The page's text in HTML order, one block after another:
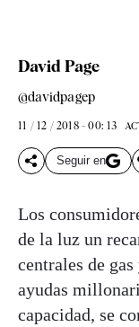
David Page
@davidpagep
11 / 12 / 2018 - 00: 13
Seguir en
Los
de la luz un
centrales de
ayudas
capacidad, se